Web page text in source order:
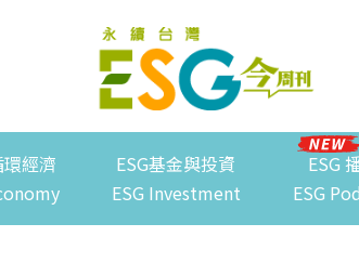
環經濟
ESG基金與投資
ESG Investment
ESG
ESG